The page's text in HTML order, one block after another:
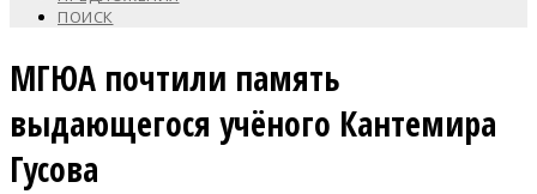
ПОИСК
МГЮА почтили память
выдающегося учёного Кантемира
Гусова